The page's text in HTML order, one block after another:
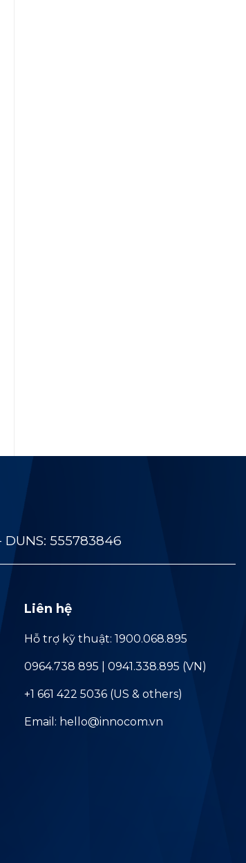
555783846
Liên hệ
Hỗ trợ kỹ thuật: 1900.068.895
0964.738 895 | 0941.338.895 (VN)
+1 661 422 5036 (US & others)
Email: hello@innocom.vn